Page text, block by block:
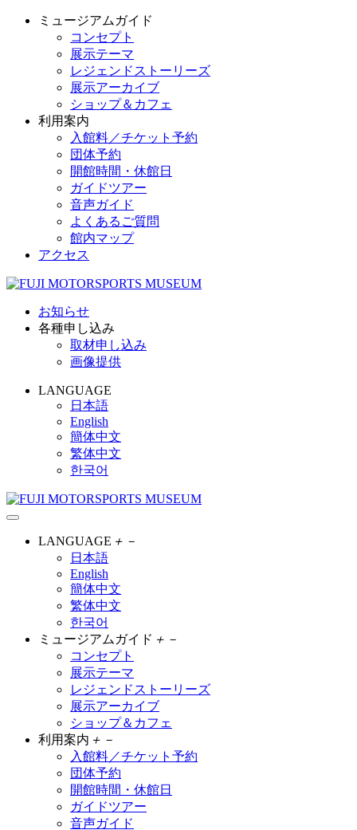
ミュージアムガイド
コンセプト
展示テーマ
レジェンドストーリーズ
展示アーカイブ
ショップ＆カフェ
利用案内
入館料／チケット予約
団体予約
開館時間・休館日
ガイドツアー
音声ガイド
よくあるご質問
館内マップ
アクセス
お知らせ
各種申し込み
取材申し込み
画像提供
LANGUAGE
日本語
English
簡体中文
繁体中文
한국어
LANGUAGE ＋ －
日本語
English
簡体中文
繁体中文
한국어
ミュージアムガイド ＋ －
コンセプト
展示テーマ
レジェンドストーリーズ
展示アーカイブ
ショップ＆カフェ
利用案内 ＋ －
入館料／チケット予約
団体予約
開館時間・休館日
ガイドツアー
音声ガイド